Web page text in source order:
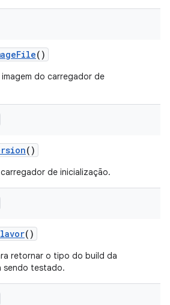
File()
do carregador de
()
de inicialização.
()
retornar o tipo do build da
sendo testado.